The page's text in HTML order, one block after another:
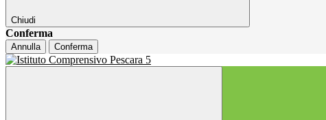
Chiudi
Conferma
Annulla Conferma